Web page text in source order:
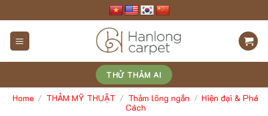
to
content
THỬ THẢM AI
Home / THẢM MỸ THUẬT / Thảm lông ngắn / Hiện đại & Phá
Cách